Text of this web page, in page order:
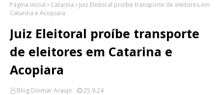
Página inicial Catarina
Juiz Eleitoral proíbe transporte de eleitores em
Catarina e Acopiara
Juiz Eleitoral proíbe transporte
de eleitores em Catarina e
Acopiara
Blog Diomar Araujo 25.9.24